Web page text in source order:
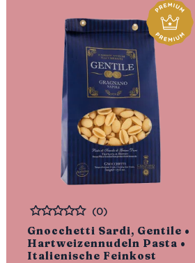
Gnocchetti Sardi, Gentile •
Hartweizennudeln Pasta •
Italienische Feinkost
Bewertet
(0)